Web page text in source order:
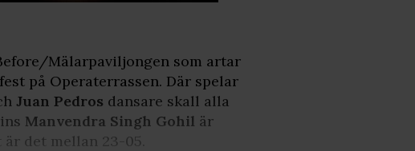
Mälarpaviljongen som artar
på Operaterrassen. Där spelar
Juan Pedros dansare skall alla
Manvendra Singh Gohil är
det mellan 23-05.